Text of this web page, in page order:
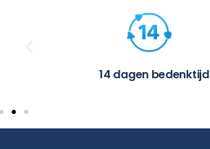
14 dagen bedenktijd